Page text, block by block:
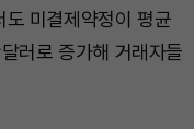
미결제약정이 평균
러로 증가해 거래자들